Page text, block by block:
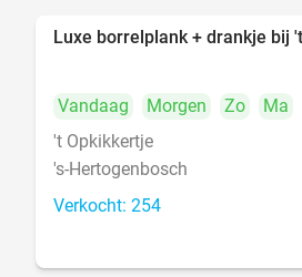
Luxe borrelplank + drankje bij
Vandaag Morgen Zo Ma
't Opkikkertje
's-Hertogenbosch
Verkocht: 254